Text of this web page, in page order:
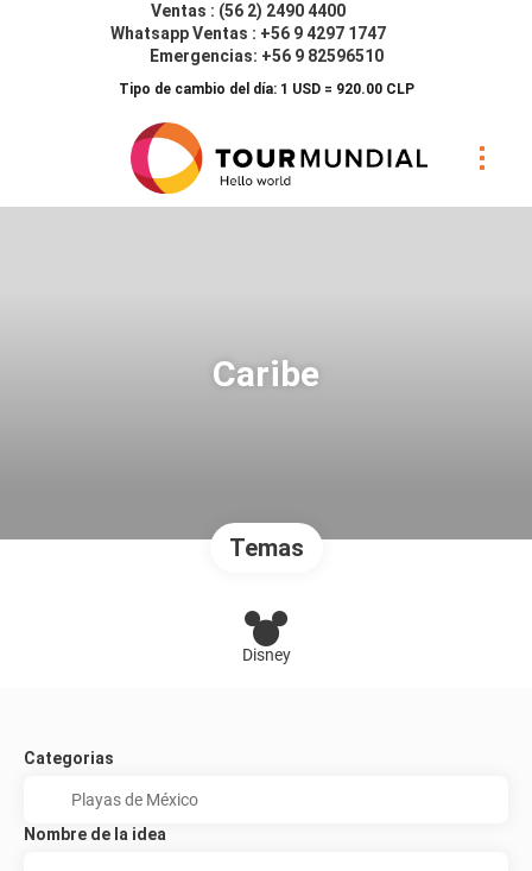
Ventas : (56 2) 2490 4400
Whatsapp Ventas : +56 9 4297 1747
Emergencias: +56 9 82596510
Tipo de cambio del día: 1 USD = 920.00 CLP
Caribe
Temas
Disney
Categorias
Nombre de la idea